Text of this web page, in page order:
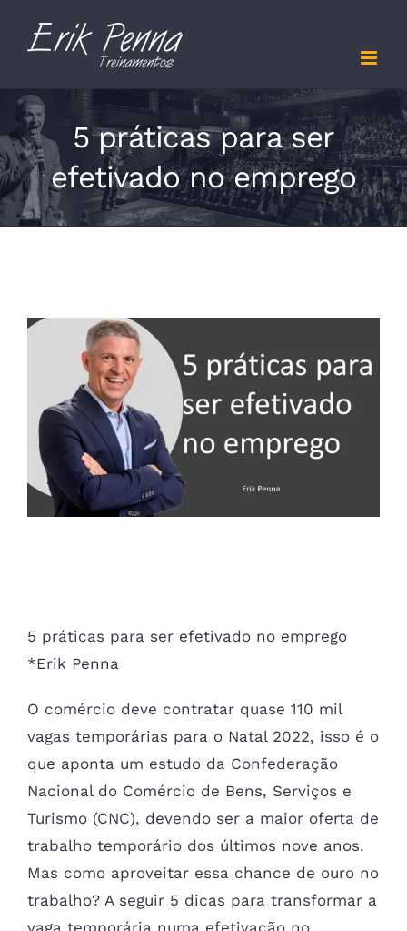
5 práticas para ser
efetivado no emprego
View
5 práticas para ser efetivado no emprego
*Erik Penna
O comércio deve contratar quase 110 mil
vagas temporárias para o Natal 2022, isso é o
que aponta um estudo da Confederação
Nacional do Comércio de Bens, Serviços e
Turismo (CNC), devendo ser a maior oferta de
trabalho temporário dos últimos nove anos.
Mas como aproveitar essa chance de ouro no
trabalho? A seguir 5 dicas para transformar a
vaga temporária numa efetivação no